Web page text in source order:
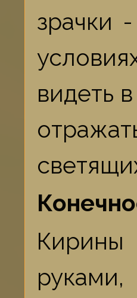
зрачки
видеть